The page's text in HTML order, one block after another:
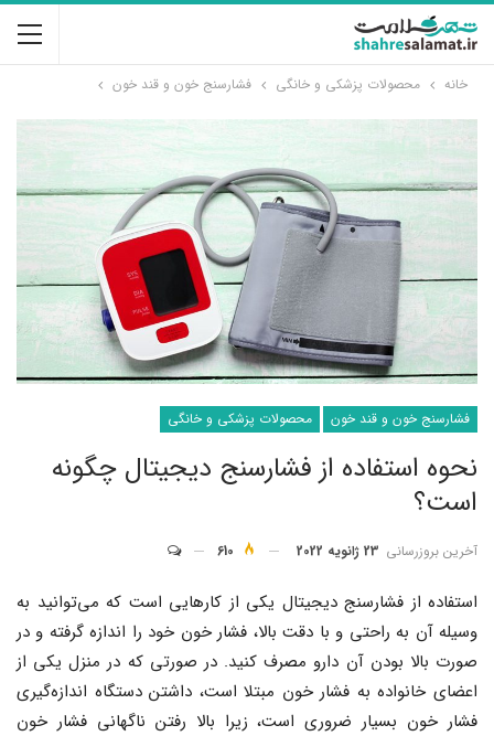
خانه محصولات پزشکی و خانگی فشارسنج خون و قند خون
فشارسنج خون و قند خون محصولات پزشکی و خانگی
نحوه استفاده از فشارسنج دیجیتال چگونه
است؟
آخرین بروزرسانی 23 ژانویه 2022 610
استفاده از فشارسنج دیجیتال یکی از کارهایی است که می‌توانید به
وسیله آن به راحتی و با دقت بالا، فشار خون خود را اندازه گرفته و در
صورت بالا بودن آن دارو مصرف کنید. در صورتی که در منزل یکی از
اعضای خانواده به فشار خون مبتلا است، داشتن دستگاه اندازه‌گیری
فشار خون بسیار ضروری است، زیرا بالا رفتن ناگهانی فشار خون